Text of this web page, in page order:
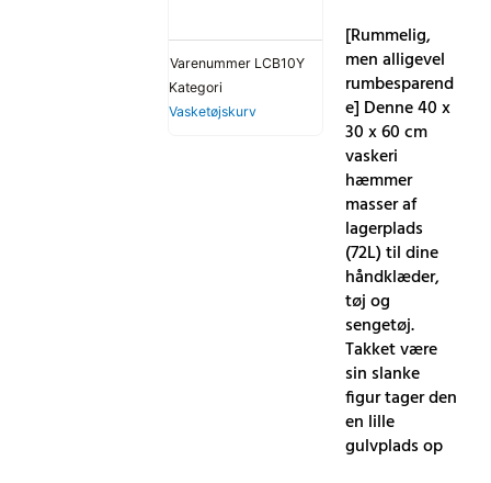
Varenummer LCB10Y
Kategori
Vasketøjskurv
[Rummelig,
men alligevel
rumbesparend
e] Denne 40 x
30 x 60 cm
vaskeri
hæmmer
masser af
lagerplads
(72L) til dine
håndklæder,
tøj og
sengetøj.
Takket være
sin slanke
figur tager den
en lille
gulvplads op